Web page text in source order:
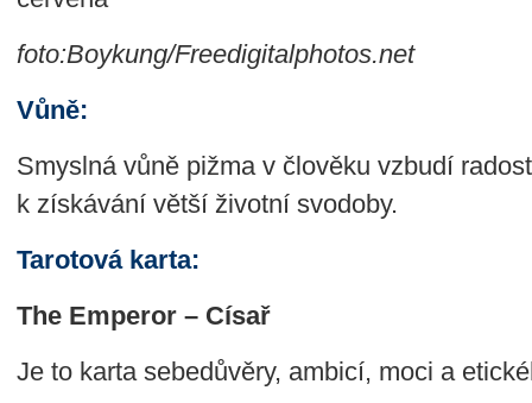
foto:Boykung/Freedigitalphotos.net
Vůně:
Smyslná vůně pižma v člověku vzbudí
k získávání větší životní svodoby.
Tarotová karta:
The Emperor – Císař
Je to karta sebedůvěry, ambicí, moci a